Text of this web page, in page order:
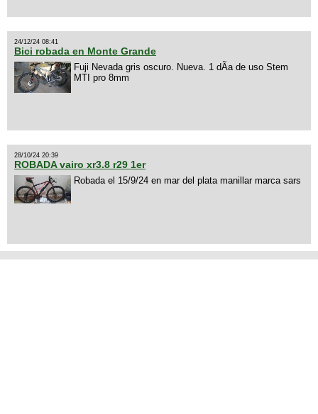
24/12/24 08:41
Bici robada en Monte Grande
Fuji Nevada gris oscuro. Nueva. 1 dÃ­a de uso Stem
MTI pro 8mm
28/10/24 20:39
ROBADA vairo xr3.8 r29 1er
Robada el 15/9/24 en mar del plata manillar marca sars